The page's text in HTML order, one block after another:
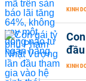
KINH
KINH